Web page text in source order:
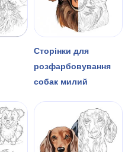
Сторінки для
розфарбовування
собак милий